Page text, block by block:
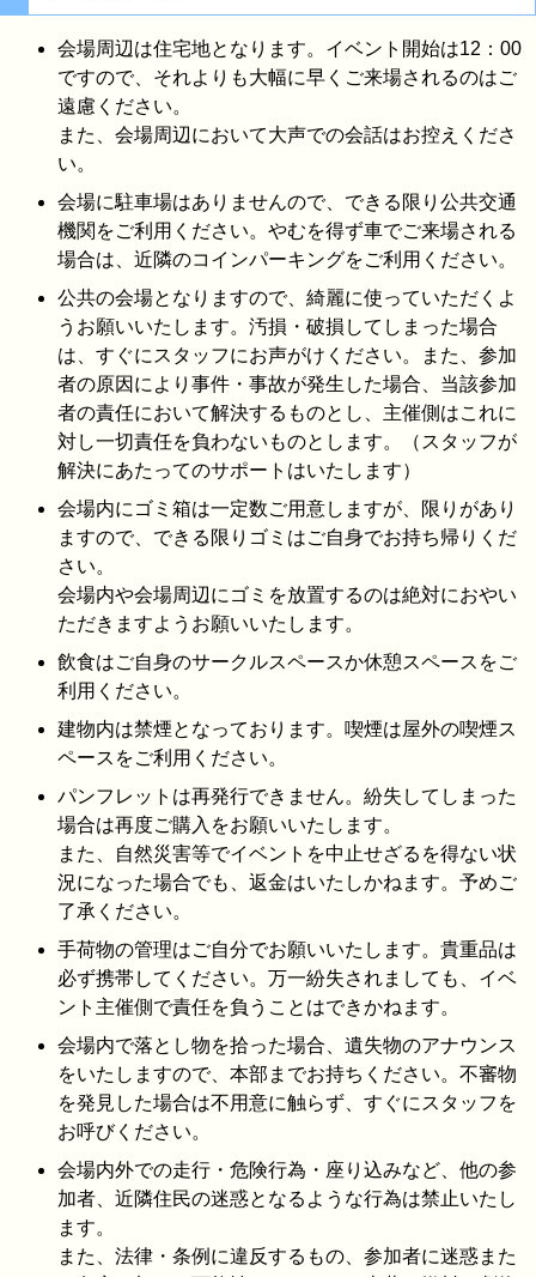
会場周辺は住宅地となります。イベント開始は12：00
ですので、それよりも大幅に早くご来場されるのはご
遠慮ください。
また、会場周辺において大声での会話はお控えくださ
い。
会場に駐車場はありませんので、できる限り公共交通
機関をご利用ください。やむを得ず車でご来場される
場合は、近隣のコインパーキングをご利用ください。
公共の会場となりますので、綺麗に使っていただくよ
うお願いいたします。汚損・破損してしまった場合
は、すぐにスタッフにお声がけください。また、参加
者の原因により事件・事故が発生した場合、当該参加
者の責任において解決するものとし、主催側はこれに
対し一切責任を負わないものとします。（スタッフが
解決にあたってのサポートはいたします）
会場内にゴミ箱は一定数ご用意しますが、限りがあり
ますので、できる限りゴミはご自身でお持ち帰りくだ
さい。
会場内や会場周辺にゴミを放置するのは絶対におやい
ただきますようお願いいたします。
飲食はご自身のサークルスペースか休憩スペースをご
利用ください。
建物内は禁煙となっております。喫煙は屋外の喫煙ス
ペースをご利用ください。
パンフレットは再発行できません。紛失してしまった
場合は再度ご購入をお願いいたします。
また、自然災害等でイベントを中止せざるを得ない状
況になった場合でも、返金はいたしかねます。予めご
了承ください。
手荷物の管理はご自分でお願いいたします。貴重品は
必ず携帯してください。万一紛失されましても、イベ
ント主催側で責任を負うことはできかねます。
会場内で落とし物を拾った場合、遺失物のアナウンス
をいたしますので、本部までお持ちください。不審物
を発見した場合は不用意に触らず、すぐにスタッフを
お呼びください。
会場内外での走行・危険行為・座り込みなど、他の参
加者、近隣住民の迷惑となるような行為は禁止いたし
ます。
また、法律・条例に違反するもの、参加者に迷惑また